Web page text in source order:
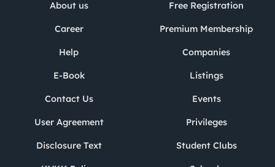
About us
Career
Help
E-Book
Contact Us
User Agreement
Disclosure Text
Free Registration
Premium Membership
Companies
Listings
Events
Privileges
Student Clubs